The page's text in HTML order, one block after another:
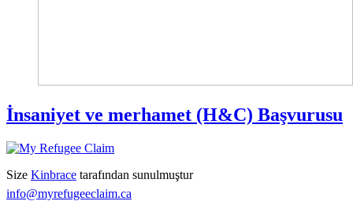
İnsaniyet ve merhamet (H&C) Başvurusu
Size Kinbrace tarafından sunulmuştur
info@myrefugeeclaim.ca